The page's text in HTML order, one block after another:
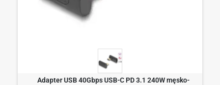
Adapter USB 40Gbps USB-C PD 3.1 240W męsko-